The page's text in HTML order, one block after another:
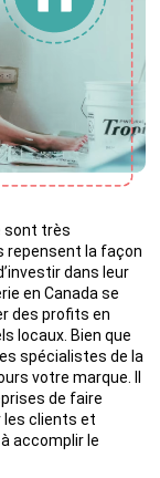
sont très
repensent la façon
dans leur
en Canada se
des profits en
locaux. Bien que
spécialistes de la
votre marque. Il
de faire
les clients et
accomplir le